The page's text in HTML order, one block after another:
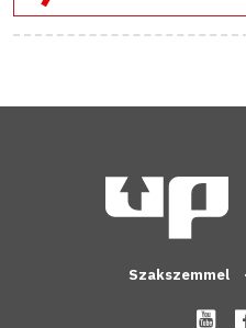
Szakszemmel